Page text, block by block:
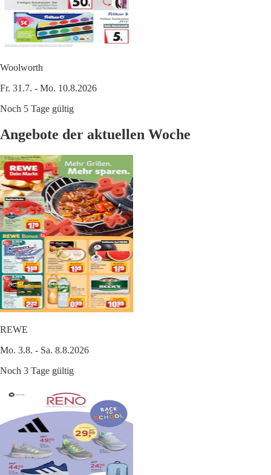
Woolworth
Fr. 31.7. - Mo. 10.8.2026
Noch 5 Tage gültig
Angebote der aktuellen Woche
REWE
Mo. 3.8. - Sa. 8.8.2026
Noch 3 Tage gültig